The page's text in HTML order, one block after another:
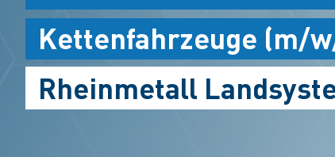
Kettenfahrzeuge (m/
Rheinmetall